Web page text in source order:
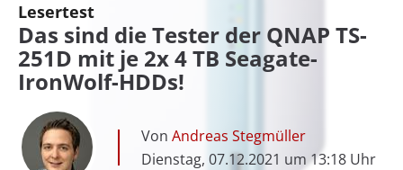
Lesertest
Das sind die Tester der QNAP TS-
251D mit je 2x 4 TB Seagate-
IronWolf-HDDs!
Von Andreas Stegmüller
Dienstag, 07.12.2021 um 13:18 Uhr